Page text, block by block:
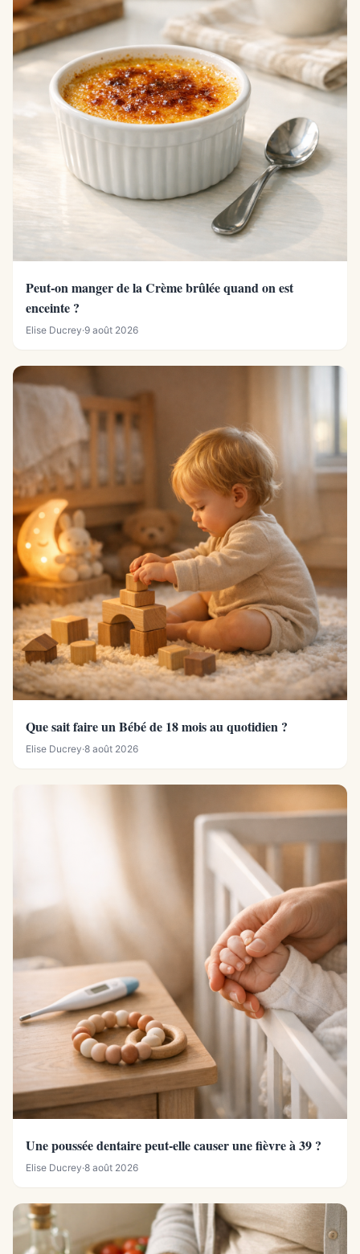
Peut-on manger de la Crème brûlée quand on est
enceinte ?
Elise Ducrey·9 août 2026
Que sait faire un Bébé de 18 mois au quotidien ?
Elise Ducrey·8 août 2026
Une poussée dentaire peut-elle causer une fièvre à 39 ?
Elise Ducrey·8 août 2026